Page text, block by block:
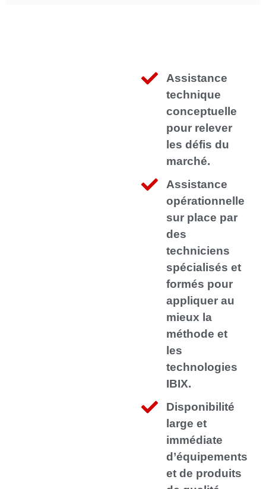
Assistance
technique
conceptuelle
pour relever
les défis du
marché.
Assistance
opérationnelle
sur place par
des
techniciens
spécialisés et
formés pour
appliquer au
mieux la
méthode et
les
technologies
IBIX.
Disponibilité
large et
immédiate
d’équipements
et de produits